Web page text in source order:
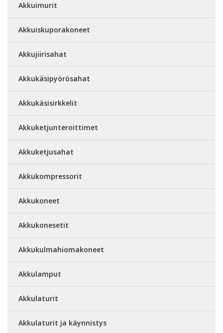
Akkuimurit
Akkuiskuporakoneet
Akkujiirisahat
Akkukäsipyörösahat
Akkukäsisirkkelit
Akkuketjunteroittimet
Akkuketjusahat
Akkukompressorit
Akkukoneet
Akkukonesetit
Akkukulmahiomakoneet
Akkulamput
Akkulaturit
Akkulaturit ja käynnistys